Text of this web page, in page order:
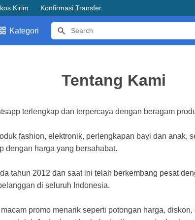
Kirim Konfirmasi Transfer
Kategori
Tentang Kami
terlengkap dan terpercaya dengan beragam
fashion, elektronik, perlengkapan bayi dan anak,
dengan harga yang bersahabat.
tahun 2012 dan saat ini telah berkembang pesat
di seluruh Indonesia.
promo menarik seperti potongan harga,